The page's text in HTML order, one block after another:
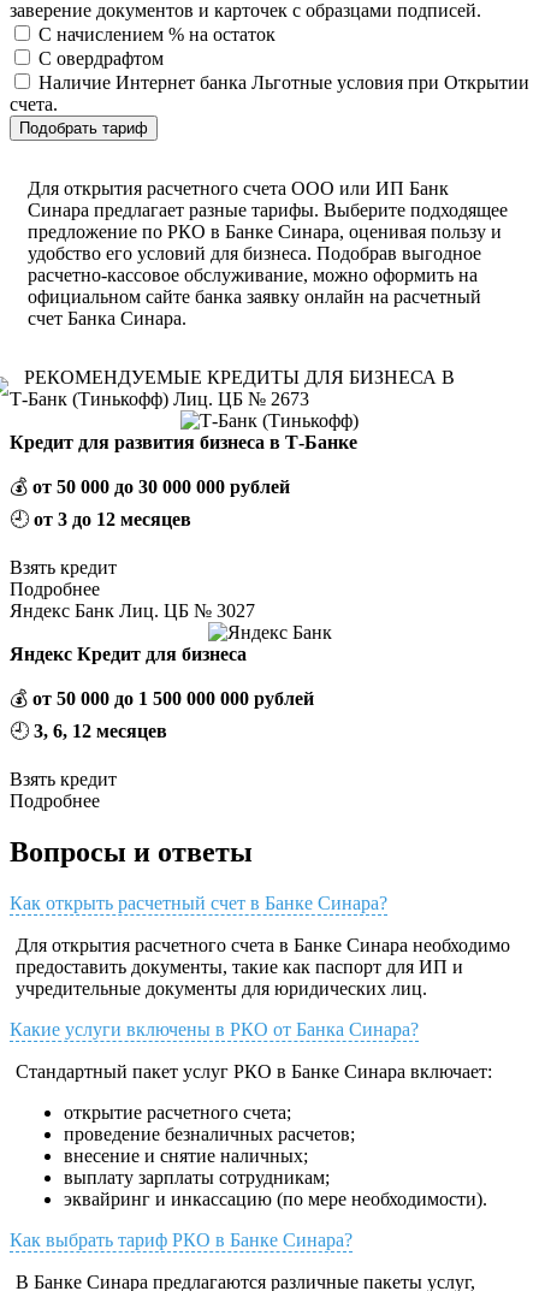
заверение документов и карточек с образцами подписей.
С начислением % на остаток
С овердрафтом
Наличие Интернет банка Льготные условия при Открытии
счета.
Подобрать тариф
Для открытия расчетного счета ООО или ИП Банк
Синара предлагает разные тарифы. Выберите подходящее
предложение по РКО в Банке Синара, оценивая пользу и
удобство его условий для бизнеса. Подобрав выгодное
расчетно-кассовое обслуживание, можно оформить на
официальном сайте банка заявку онлайн на расчетный
счет Банка Синара.
РЕКОМЕНДУЕМЫЕ КРЕДИТЫ ДЛЯ БИЗНЕСА В
Т-Банк (Тинькофф) Лиц. ЦБ № 2673
Кредит для развития бизнеса в Т-Банке
💰 от 50 000 до 30 000 000 рублей
🕘 от 3 до 12 месяцев
Взять кредит
Подробнее
Яндекс Банк Лиц. ЦБ № 3027
Яндекс Кредит для бизнеса
💰 от 50 000 до 1 500 000 000 рублей
🕘 3, 6, 12 месяцев
Взять кредит
Подробнее
Вопросы и ответы
Как открыть расчетный счет в Банке Синара?
Для открытия расчетного счета в Банке Синара необходимо
предоставить документы, такие как паспорт для ИП и
учредительные документы для юридических лиц.
Какие услуги включены в РКО от Банка Синара?
Стандартный пакет услуг РКО в Банке Синара включает:
открытие расчетного счета;
проведение безналичных расчетов;
внесение и снятие наличных;
выплату зарплаты сотрудникам;
эквайринг и инкассацию (по мере необходимости).
Как выбрать тариф РКО в Банке Синара?
В Банке Синара предлагаются различные пакеты услуг,